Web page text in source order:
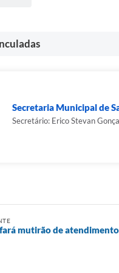
Secretaria Municipal de
Secretário: Erico Stevan
mutirão de